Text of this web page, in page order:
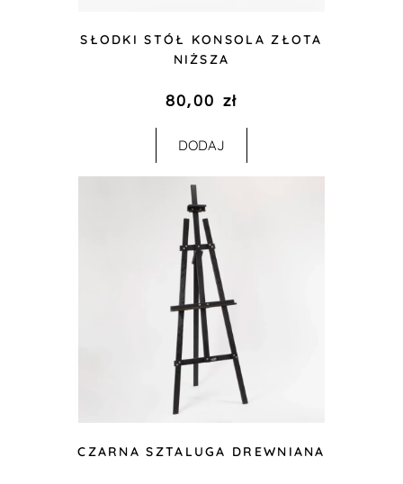
SŁODKI STÓŁ KONSOLA ZŁOTA
NIŻSZA
80,00 zł
DODAJ
CZARNA SZTALUGA DREWNIANA